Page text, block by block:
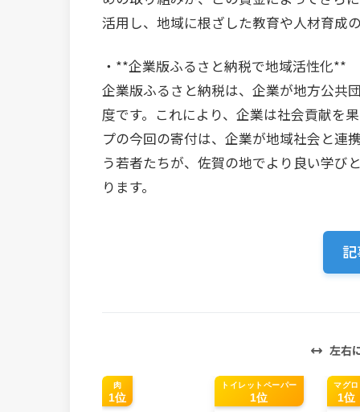
活用し、地域に根ざした教育や人材育成
・**企業版ふるさと納税で地域活性化**
企業版ふるさと納税は、企業が地方公共
度です。これにより、企業は社会貢献を
プの今回の寄付は、企業が地域社会と連
う若者たちが、佐賀の地でより良い学び
ります。
左右
肉
1位
トイレットペーパー
1位
マグロ
1位